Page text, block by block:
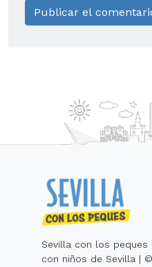
Sevilla con los
con niños de Sevilla |